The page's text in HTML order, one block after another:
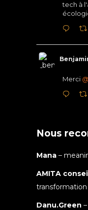
tech à
Merci
Nous
Mana –
AMITA
Danu.Green